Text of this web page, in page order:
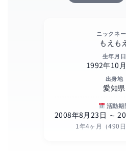
ニックネ
もえもえ
生年月日
1992年10
出身地
愛知県
活動期
2008年8月23日 ～
1年4ヶ月（490日